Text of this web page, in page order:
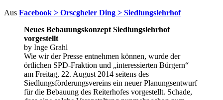
Aus Facebook > Orscgheler Ding > Siedlungslehrhof
Neues Bebauungskonzept Siedlungslehrhof
vorgestellt
by Inge Grahl
Wie wir der Presse entnehmen können, wurde der
örtlichen SPD-Fraktion und „interessierten Bürgern“
am Freitag, 22. August 2014 seitens des
Siedlungsförderungsvereins ein neuer Planungsentwurf
für die Bebauung des Reiterhofes vorgestellt. Schade,